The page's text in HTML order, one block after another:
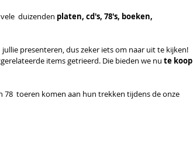
duizenden platen, cd's, 78's, boeken,
presenteren, dus zeker iets om naar uit te kijken!
items getrieerd. Die bieden we nu te koop
78  toeren komen aan hun trekken tijdens de onze